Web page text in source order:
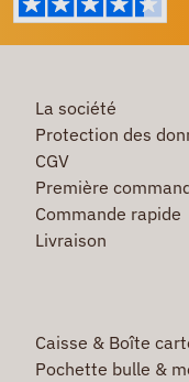
La société
Protection des
CGV
Première
Commande rapide
Livraison
Caisse & Boîte
Pochette bulle &